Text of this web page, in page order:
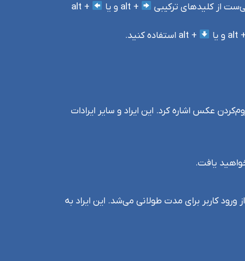
از کلیدهای ترکیبی
+ alt و یا
+ alt
+ alt و یا
+ alt استفاده کنید.
عکس اشاره کرد. این ایراد و سایر ایرادات
یافت.
کاربر برای مدت طولانی می‌شد. این ایراد به